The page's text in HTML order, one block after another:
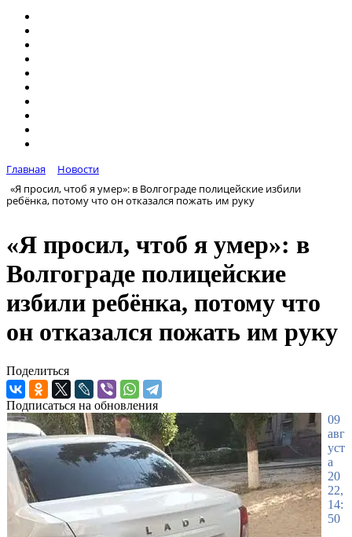
Главная
Новости
«Я просил, чтоб я умер»: в Волгограде полицейские избили
ребёнка, потому что он отказался пожать им руку
«Я просил, чтоб я умер»: в
Волгограде полицейские
избили ребёнка, потому что
он отказался пожать им руку
Поделиться
Подписаться на обновления
09
авг
уст
а
20
22,
14:
50